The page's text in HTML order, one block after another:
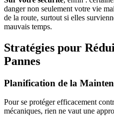
danger non seulement votre vie
de la route, surtout si elles
mauvais temps.
Stratégies pour
Pannes
Planification de la
Pour se protéger efficacement
mécaniques, rien ne vaut une